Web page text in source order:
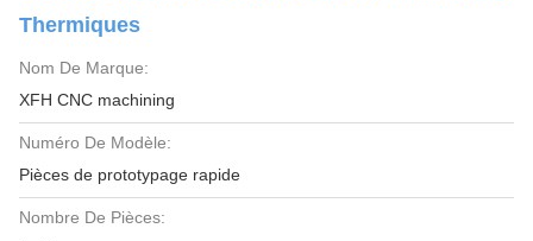
Thermiques
Nom De Marque:
XFH CNC machining
Numéro De Modèle:
Pièces de prototypage rapide
Nombre De Pièces: